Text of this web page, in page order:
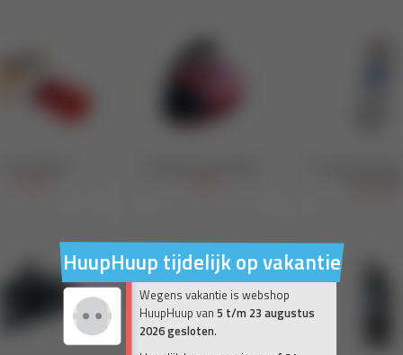
HuupHuup tijdelijk op vakantie
Wegens vakantie is webshop
HuupHuup van 5 t/m 23 augustus
2026 gesloten.